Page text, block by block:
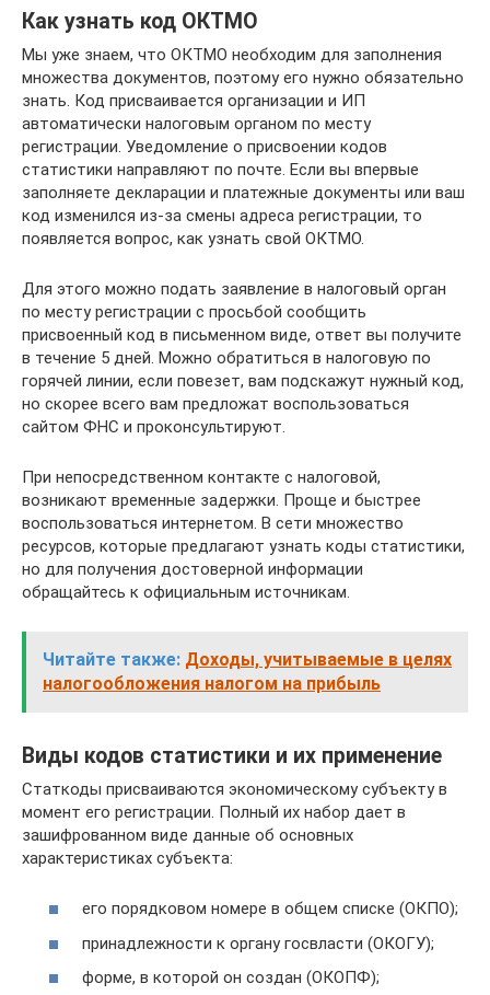
Как узнать код ОКТМО
Мы уже знаем, что ОКТМО необходим для заполнения
множества документов, поэтому его нужно обязательно
знать. Код присваивается организации и ИП
автоматически налоговым органом по месту
регистрации. Уведомление о присвоении кодов
статистики направляют по почте. Если вы впервые
заполняете декларации и платежные документы или ваш
код изменился из-за смены адреса регистрации, то
появляется вопрос, как узнать свой ОКТМО.
Для этого можно подать заявление в налоговый орган
по месту регистрации с просьбой сообщить
присвоенный код в письменном виде, ответ вы получите
в течение 5 дней. Можно обратиться в налоговую по
горячей линии, если повезет, вам подскажут нужный код,
но скорее всего вам предложат воспользоваться
сайтом ФНС и проконсультируют.
При непосредственном контакте с налоговой,
возникают временные задержки. Проще и быстрее
воспользоваться интернетом. В сети множество
ресурсов, которые предлагают узнать коды статистики,
но для получения достоверной информации
обращайтесь к официальным источникам.
Читайте также: Доходы, учитываемые в целях
налогообложения налогом на прибыль
Виды кодов статистики и их применение
Статкоды присваиваются экономическому субъекту в
момент его регистрации. Полный их набор дает в
зашифрованном виде данные об основных
характеристиках субъекта:
его порядковом номере в общем списке (ОКПО);
принадлежности к органу госвласти (ОКОГУ);
форме, в которой он создан (ОКОПФ);